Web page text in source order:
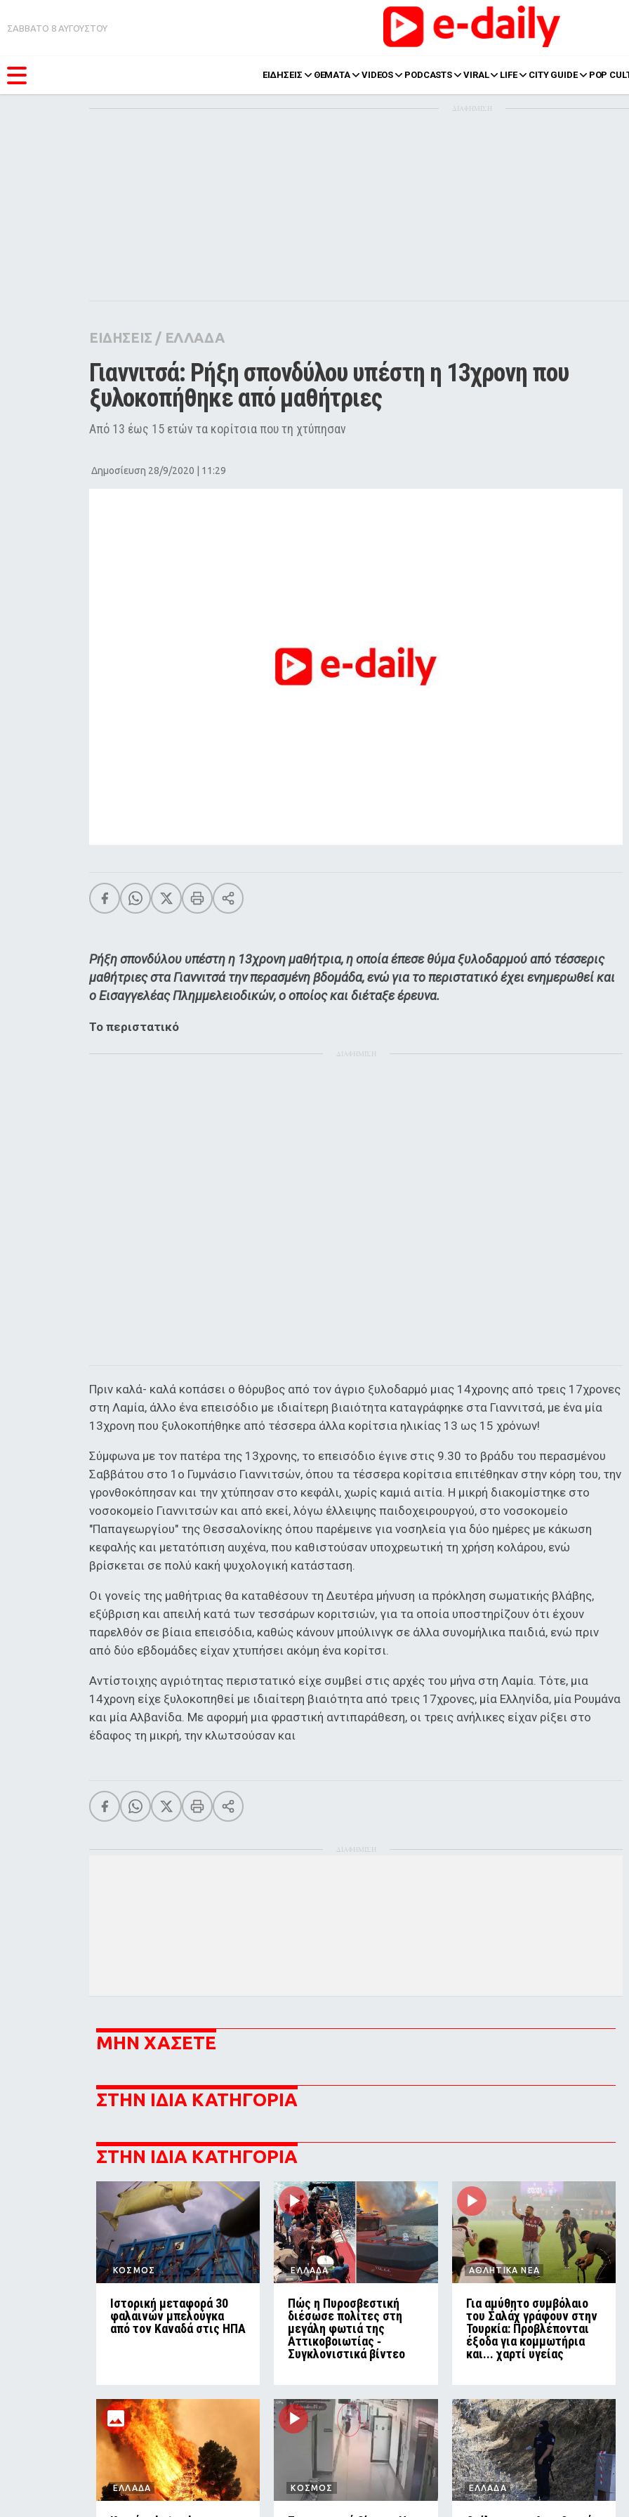
ΣΑΒΒΑΤΟ 8 ΑΥΓΟΥΣΤΟΥ
ΕΙΔΗΣΕΙΣ ΘΕΜΑΤΑ VIDEOS PODCASTS VIRAL LIFE CITY GUIDE POP
Pop Culture
Agenda
ΔΙΑΦΗΜΙΣΗ
ΕΙΔΗΣΕΙΣ / ΕΛΛΑΔΑ
Γιαννιτσά: Ρήξη σπονδύλου υπέστη η 13χρονη που
ξυλοκοπήθηκε από μαθήτριες
Από 13 έως 15 ετών τα κορίτσια που τη χτύπησαν
Δημοσίευση 28/9/2020 | 11:29
Ρήξη σπονδύλου υπέστη η 13χρονη μαθήτρια, η οποία έπεσε θύμα ξυλοδαρμού από τέσσερις
μαθήτριες στα Γιαννιτσά την περασμένη βδομάδα, ενώ για το περιστατικό έχει ενημερωθεί και
ο Εισαγγελέας Πλημμελειοδικών, ο οποίος και διέταξε έρευνα.
Το περιστατικό
ΔΙΑΦΗΜΙΣΗ
Πριν καλά- καλά κοπάσει ο θόρυβος από τον άγριο ξυλοδαρμό μιας 14χρονης από τρεις 17χρονες
στη Λαμία, άλλο ένα επεισόδιο με ιδιαίτερη βιαιότητα καταγράφηκε στα Γιαννιτσά, με ένα μία
13χρονη που ξυλοκοπήθηκε από τέσσερα άλλα κορίτσια ηλικίας 13 ως 15 χρόνων!
Σύμφωνα με τον πατέρα της 13χρονης, το επεισόδιο έγινε στις 9.30 το βράδυ του περασμένου
Σαββάτου στο 1ο Γυμνάσιο Γιαννιτσών, όπου τα τέσσερα κορίτσια επιτέθηκαν στην κόρη του, την
γρονθοκόπησαν και την χτύπησαν στο κεφάλι, χωρίς καμιά αιτία. Η μικρή διακομίστηκε στο
νοσοκομείο Γιαννιτσών και από εκεί, λόγω έλλειψης παιδοχειρουργού, στο νοσοκομείο
"Παπαγεωργίου" της Θεσσαλονίκης όπου παρέμεινε για νοσηλεία για δύο ημέρες με κάκωση
κεφαλής και μετατόπιση αυχένα, που καθιστούσαν υποχρεωτική τη χρήση κολάρου, ενώ
βρίσκεται σε πολύ κακή ψυχολογική κατάσταση.
Οι γονείς της μαθήτριας θα καταθέσουν τη Δευτέρα μήνυση ια πρόκληση σωματικής βλάβης,
εξύβριση και απειλή κατά των τεσσάρων κοριτσιών, για τα οποία υποστηρίζουν ότι έχουν
παρελθόν σε βίαια επεισόδια, καθώς κάνουν μπούλινγκ σε άλλα συνομήλικα παιδιά, ενώ πριν
από δύο εβδομάδες είχαν χτυπήσει ακόμη ένα κορίτσι.
Αντίστοιχης αγριότητας περιστατικό είχε συμβεί στις αρχές του μήνα στη Λαμία. Τότε, μια
14χρονη είχε ξυλοκοπηθεί με ιδιαίτερη βιαιότητα από τρεις 17χρονες, μία Ελληνίδα, μία Ρουμάνα
και μία Αλβανίδα. Με αφορμή μια φραστική αντιπαράθεση, οι τρεις ανήλικες είχαν ρίξει στο
έδαφος τη μικρή, την κλωτσούσαν και
ΔΙΑΦΗΜΙΣΗ
ΜΗΝ ΧΑΣΕΤΕ
ΣΤΗΝ ΙΔΙΑ ΚΑΤΗΓΟΡΙΑ
ΣΤΗΝ ΙΔΙΑ ΚΑΤΗΓΟΡΙΑ
ΚΟΣΜΟΣ
Ιστορική μεταφορά 30
φαλαινών μπελούγκα
από τον Καναδά στις ΗΠΑ
ΕΛΛΑΔΑ
Πώς η Πυροσβεστική
διέσωσε πολίτες στη
μεγάλη φωτιά της
Αττικοβοιωτίας ‑
Συγκλονιστικά βίντεο
ΑΘΛΗΤΙΚΑ ΝΕΑ
Για αμύθητο συμβόλαιο
του Σαλάχ γράφουν στην
Τουρκία: Προβλέπονται
έξοδα για κομμωτήρια
και... χαρτί υγείας
ΕΛΛΑΔΑ ΚΟΣΜΟΣ ΕΛΛΑΔΑ